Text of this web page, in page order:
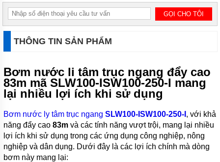
ĐẦU
INOX
MÁY
NGANG
ĐẦU
GANG
BƠM
LY
TÂM
TECO
VIỆT
NAM
THÔNG TIN SẢN PHẨM
Bơm nước li tâm trục ngang đẩy cao
83m mã SLW100-ISW100-250-I mang
lại nhiều lợi ích khi sử dụng
Bơm nước ly tâm trục ngang SLW100-ISW100-250-I , với khả
năng đẩy cao 83m và các tính năng vượt trội, mang lại nhiều
lợi ích khi sử dụng trong các ứng dụng công nghiệp, nông
nghiệp và dân dụng. Dưới đây là các lợi ích chính mà dòng
bơm này mang lại: